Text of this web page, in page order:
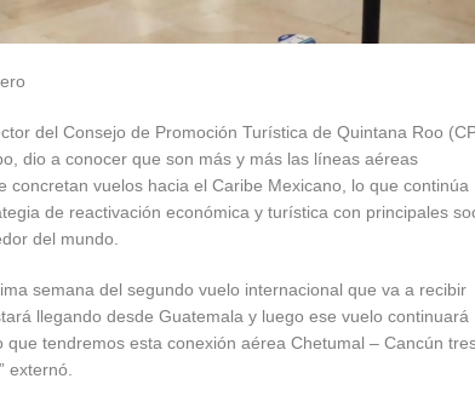
del Consejo de Promoción Turística de Quintana Roo
dio a conocer que son más y más las líneas aéreas
concretan vuelos hacia el Caribe Mexicano, lo que continúa
de reactivación económica y turística con principales
del mundo.
semana del segundo vuelo internacional que va a recibir
llegando desde Guatemala y luego ese vuelo continuará
que tendremos esta conexión aérea Chetumal – Cancún
externó.